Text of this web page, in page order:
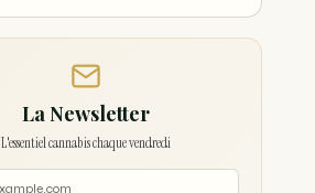
La Newsletter
L'essentiel cannabis chaque vendredi